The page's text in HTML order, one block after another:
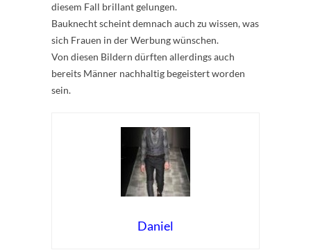
diesem Fall brillant gelungen.
Bauknecht scheint demnach auch zu wissen, was
sich Frauen in der Werbung wünschen.
Von diesen Bildern dürften allerdings auch
bereits Männer nachhaltig begeistert worden
sein.
Daniel